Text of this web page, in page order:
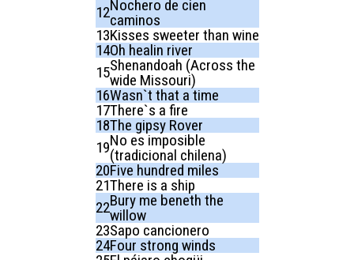
12Nochero de cien
caminos
13Kisses sweeter than wine
14Oh healin river
15Shenandoah (Across the
wide Missouri)
16Wasn`t that a time
17There`s a fire
18The gipsy Rover
19No es imposible
(tradicional chilena)
20Five hundred miles
21There is a ship
22Bury me beneth the
willow
23Sapo cancionero
24Four strong winds